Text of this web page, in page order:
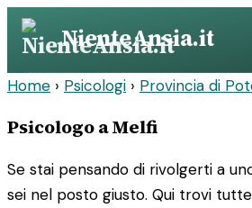
Vai
contenuto
NienteAnsia.it
Home › Psicologi › Provincia di
Psicologo a Melfi
Se stai pensando di rivolgerti a
sei nel posto giusto. Qui trovi